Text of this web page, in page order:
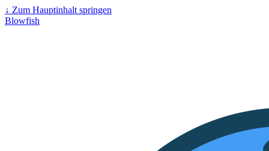
↓ Zum Hauptinhalt springen
Blowfish